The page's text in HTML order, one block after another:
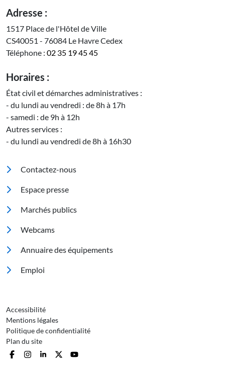
Adresse :
1517 Place de l'Hôtel de Ville
CS40051 - 76084 Le Havre Cedex
Téléphone : 02 35 19 45 45
Horaires :
État civil et démarches administratives :
- du lundi au vendredi : de 8h à 17h
- samedi : de 9h à 12h
Autres services :
- du lundi au vendredi de 8h à 16h30
Pied de page
Contactez-nous
Espace presse
Marchés publics
Footer 2
Webcams
Annuaire des équipements
Emploi
Pied de page 3
Accessibilité
Mentions légales
Politique de confidentialité
Plan du site